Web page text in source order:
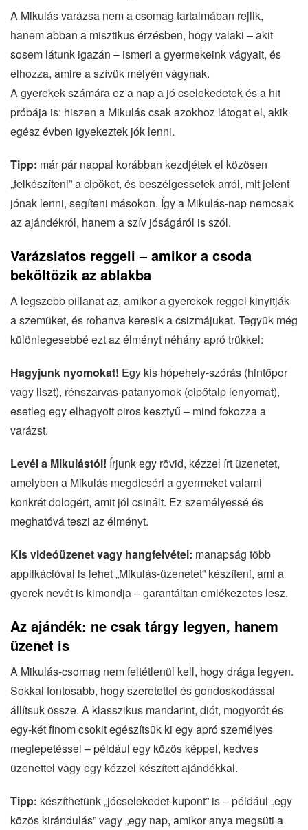
A Mikulás varázsa nem a csomag tartalmában rejlik,
hanem abban a misztikus érzésben, hogy valaki – akit
sosem látunk igazán – ismeri a gyermekeink vágyait, és
elhozza, amire a szívük mélyén vágynak.
A gyerekek számára ez a nap a jó cselekedetek és a hit
próbája is: hiszen a Mikulás csak azokhoz látogat el, akik
egész évben igyekeztek jók lenni.
Tipp: már pár nappal korábban kezdjétek el közösen
„felkészíteni” a cipőket, és beszélgessetek arról, mit jelent
jónak lenni, segíteni másokon. Így a Mikulás-nap nemcsak
az ajándékról, hanem a szív jóságáról is szól.
Varázslatos reggeli – amikor a csoda
beköltözik az ablakba
A legszebb pillanat az, amikor a gyerekek reggel kinyitják
a szemüket, és rohanva keresik a csizmájukat. Tegyük még
különlegesebbé ezt az élményt néhány apró trükkel:
Hagyjunk nyomokat! Egy kis hópehely-szórás (hintőpor
vagy liszt), rénszarvas-patanyomok (cipőtalp lenyomat),
esetleg egy elhagyott piros kesztyű – mind fokozza a
varázst.
Levél a Mikulástól! Írjunk egy rövid, kézzel írt üzenetet,
amelyben a Mikulás megdicséri a gyermeket valami
konkrét dologért, amit jól csinált. Ez személyessé és
meghatóvá teszi az élményt.
Kis videóüzenet vagy hangfelvétel: manapság több
applikációval is lehet „Mikulás-üzenetet” készíteni, ami a
gyerek nevét is kimondja – garantáltan emlékezetes lesz.
Az ajándék: ne csak tárgy legyen, hanem
üzenet is
A Mikulás-csomag nem feltétlenül kell, hogy drága legyen.
Sokkal fontosabb, hogy szeretettel és gondoskodással
állítsuk össze. A klasszikus mandarint, diót, mogyorót és
egy-két finom csokit egészítsük ki egy apró személyes
meglepetéssel – például egy közös képpel, kedves
üzenettel vagy egy kézzel készített ajándékkal.
Tipp: készíthetünk „jócselekedet-kupont” is – például „egy
közös kirándulás” vagy „egy nap, amikor anya megsüti a